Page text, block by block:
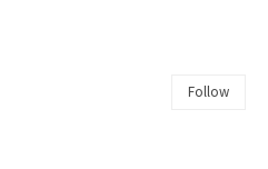
Follow